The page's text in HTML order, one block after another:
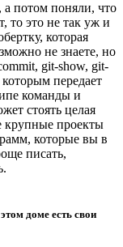
а потом поняли, что
то это не так уж и
которая
не знаете, но
git-show, git-
передает
команды и
стоять целая
крупные проекты
которые вы в
писать,
доме есть свои